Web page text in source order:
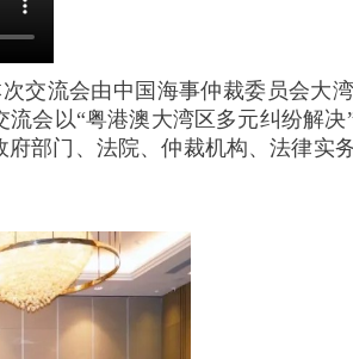
交流会由中国海事仲裁委员会大
会以“粤港澳大湾区多元纠纷解
部门、法院、仲裁机构、法律实